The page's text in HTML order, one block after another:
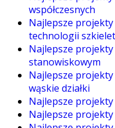
współczesnych
Najlepsze
technologii
Najlepsze
stanowiskowym
Najlepsze
wąskie działki
Najlepsze
Najlepsze